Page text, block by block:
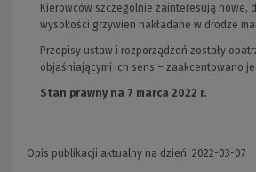
Kierowców szczególnie zainteresują nowe,
wysokości grzywien nakładane w drodze
Przepisy ustaw i rozporządzeń zostały
objaśniającymi ich sens – zaakcentowano je
Stan prawny na 7 marca 2022 r.
Opis publikacji aktualny na dzień: 2022-03-07